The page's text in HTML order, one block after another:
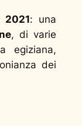
: una
, di varie
egiziana,
dei